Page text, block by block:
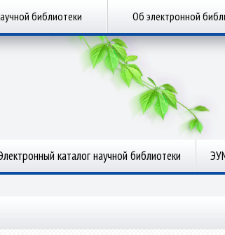
библиотеки Об электронной
каталог научной библиотеки